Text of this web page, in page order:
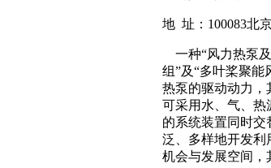
地 址：100083北
一种“风力热泵
组”及“多叶桨聚能
热泵的驱动动力，
可采用水、气、热
的系统装置同时交
泛、多样地开发利
机会与发展空间，